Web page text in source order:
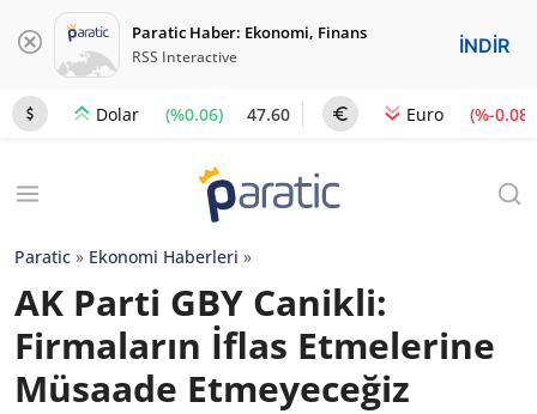
Paratic Haber: Ekonomi, Finans
RSS Interactive İNDİR
Dolar (%0.06) 47.60 Euro (%-0.08)
Paratic » Ekonomi Haberleri »
AK Parti GBY Canikli:
Firmaların İflas Etmelerine
Müsaade Etmeyeceğiz